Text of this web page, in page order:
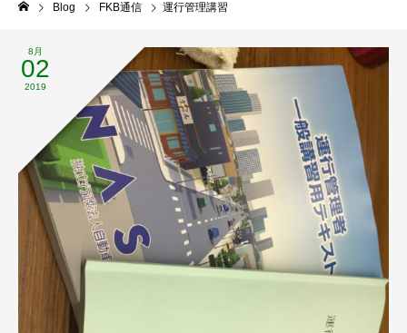
Blog FKB通信 運行管理講習
8月
02
2019